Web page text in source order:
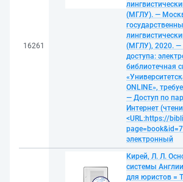
16261
(МГЛУ). —
(МГЛУ), 2020.
доступа:
библиотечная
ONLINE»,
— Доступ по
Интернет
<URL:https://
электронный
Кирей, Л. Л.
системы
для юристов =